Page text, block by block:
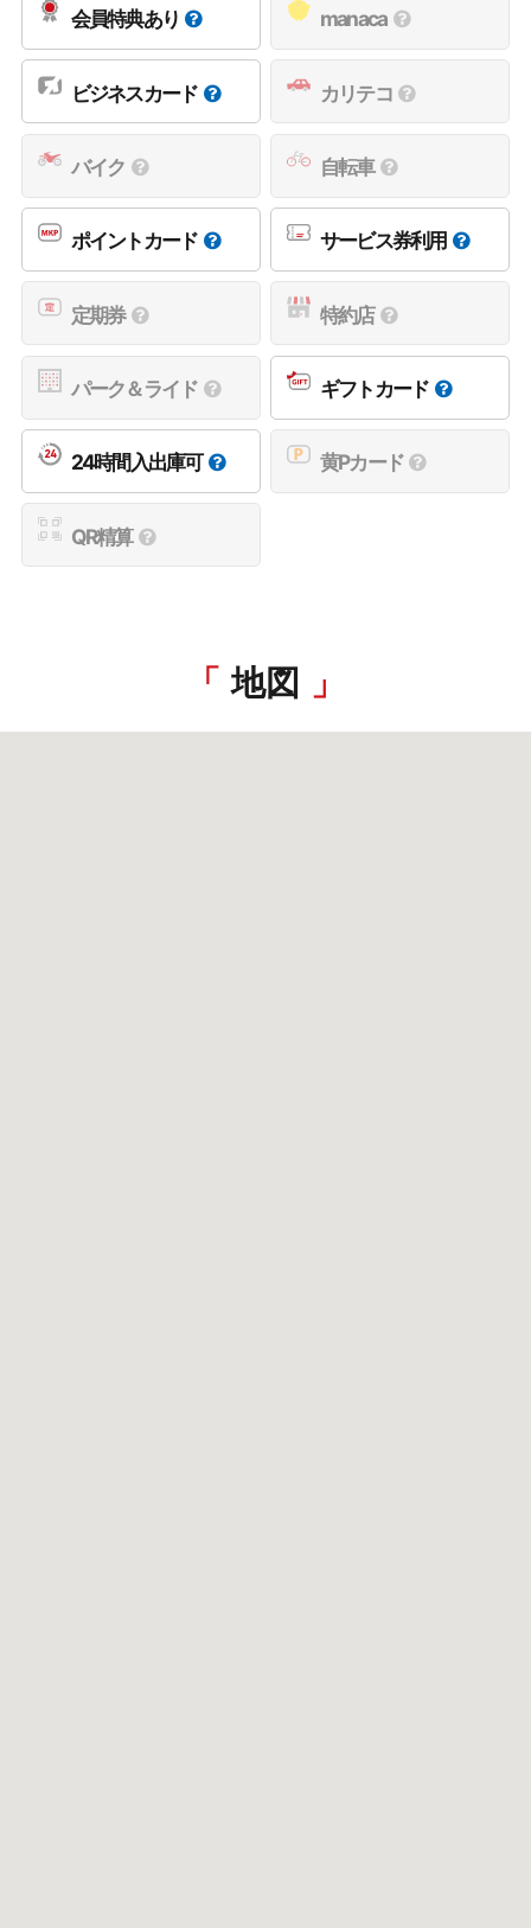
会員特典あり manaca
ビジネスカード カリテコ
バイク 自転車
ポイントカード サービス券利用
定期券 特約店
パーク＆ライド ギフトカード
24時間入出庫可 黄Pカード
QR精算
地図